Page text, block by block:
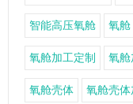
智能高压氧舱 氧舱
氧舱加工定制 氧舱
氧舱壳体 氧舱壳